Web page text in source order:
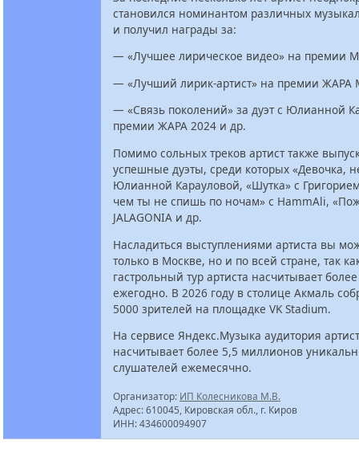
становился номинантом различных
и получил награды за:
— «Лучшее лирическое видео» на премии
— «Лучший лирик-артист» на премии ЖАРА
— «Связь поколений» за дуэт с Юлианной
премии ЖАРА 2024 и др.
Помимо сольных треков артист также
успешные дуэты, среди которых «Девочка,
Юлианной Карауловой, «Шутка» с
чем ты не спишь по ночам» с HammAli,
JALAGONIA и др.
Насладиться выступлениями артиста вы
только в Москве, но и по всей стране, так
гастрольный тур артиста насчитывает
ежегодно. В 2026 году в столице Акмаль
5000 зрителей на площадке VK Stadium.
На сервисе Яндекс.Музыка аудитория
насчитывает более 5,5 миллионов
слушателей ежемесячно.
Организатор: ИП Колесникова М.В.
Адрес: 610045, Кировская обл., г. Киров
ИНН: 434600094907